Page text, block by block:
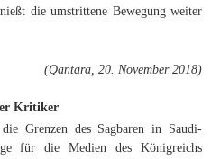
die umstrittene Bewegung weiter
(Qantara, 20. November 2018)
Kritiker
Grenzen des Sagbaren in Saudi-
für die Medien des Königreichs